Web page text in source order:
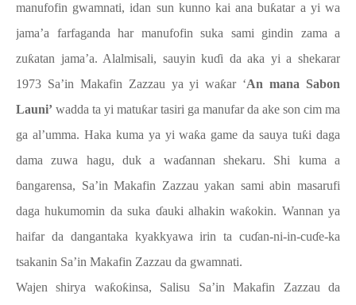
manufofin gwamnati, idan sun kunno kai ana buƙatar a yi wa
jama’a farfaganda har manufofin suka sami gindin zama a
zuƙatan jama’a. Alalmisali, sauyin kuɗi da aka yi a shekarar
1973 Sa’in Makafin Zazzau ya yi waƙar ‘An mana Sabon
Launi’ wadda ta yi matuƙar tasiri ga manufar da ake son cim ma
ga al’umma. Haka kuma ya yi waƙa game da sauya tuƙi daga
dama zuwa hagu, duk a waɗannan shekaru. Shi kuma a
ɓangarensa, Sa’in Makafin Zazzau yakan sami abin masarufi
daga hukumomin da suka ɗauki alhakin waƙokin. Wannan ya
haifar da dangantaka kyakkyawa irin ta cuɗan-ni-in-cuɗe-ka
tsakanin Sa’in Makafin Zazzau da gwamnati.
Wajen shirya waƙoƙinsa, Salisu Sa’in Makafin Zazzau da